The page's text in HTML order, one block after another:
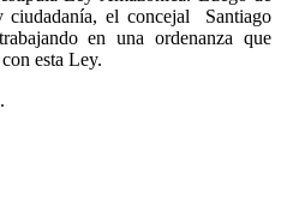
ciudadanía, el concejal Santiago
en una ordenanza que
esta Ley.